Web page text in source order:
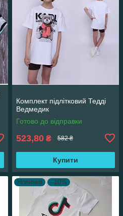
Комплект підлітковий Тедді
Ведмедик
Готово до відправки
523,80 ₴ 582 ₴
Купити
Новинка –10%